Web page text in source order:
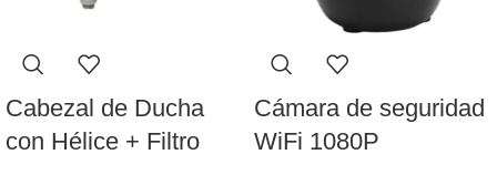
Cabezal de Ducha
con Hélice + Filtro
Cámara de seguridad
WiFi 1080P